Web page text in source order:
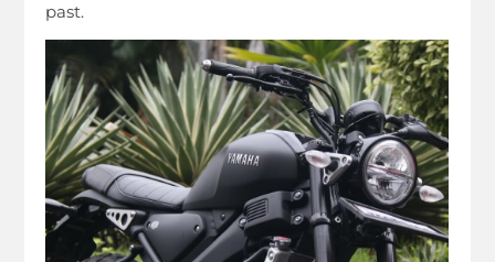
past.